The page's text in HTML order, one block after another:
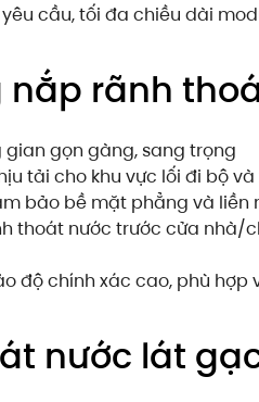
cầu, tối đa chiều dài
rãnh
gọn gàng, sang trọng
tải cho khu vực lối đi bộ
bảo bề mặt phẳng và liền
thoát nước trước cửa nhà/
độ chính xác cao, phù hợp
nước lát